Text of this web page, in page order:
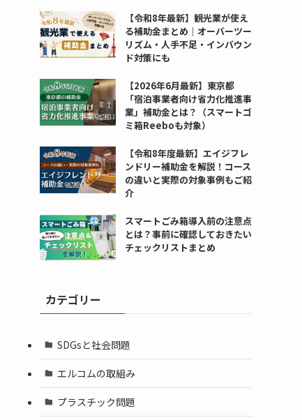
【令和8年最新】観光業が使え
る補助金まとめ｜オーバーツー
リズム・人手不足・インバウン
ド対策にも
【2026年6月最新】東京都
「宿泊事業者向け省力化推進事
業」補助金とは？（スマートゴ
ミ箱Reeboも対象）
【令和8年度最新】エイジフレ
ンドリー補助金を解説！コース
の違いと実際の対象事例もご紹
介
スマートごみ箱導入前の注意点
とは？事前に確認しておきたい
チェックリストまとめ
カテゴリー
SDGsと社会問題
エルコムの取組み
プラスチック問題